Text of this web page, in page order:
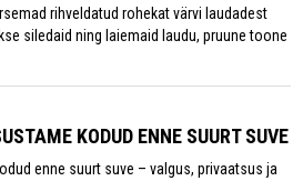
rihveldatud rohekat värvi laudadest
siledaid ning laiemaid laudu, pruune toone
KODUD ENNE SUURT SUVE
enne suurt suve – valgus, privaatsus ja